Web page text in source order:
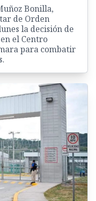
Bonilla,
de Orden
la decisión de
el Centro
para combatir